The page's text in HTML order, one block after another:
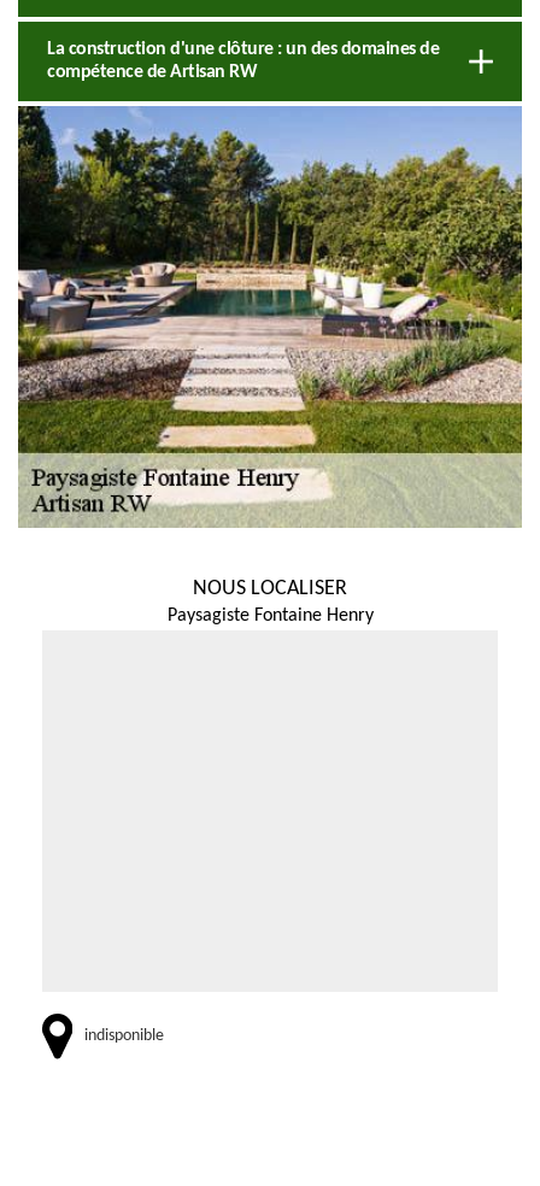
La construction d'une clôture : un des domaines de
compétence de Artisan RW
NOUS LOCALISER
Paysagiste Fontaine Henry
indisponible